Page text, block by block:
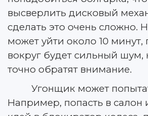
высверлить дисковый
сделать это очень сложно.
может уйти около 10 минут,
вокруг будет сильный шум,
точно обратят внимание.
Угонщик может
Например, попасть в салон